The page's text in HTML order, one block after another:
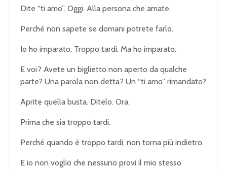
Dite “ti amo”. Oggi. Alla persona che amate.
Perché non sapete se domani potrete farlo.
Io ho imparato. Troppo tardi. Ma ho imparato.
E voi? Avete un biglietto non aperto da qualche
parte? Una parola non detta? Un “ti amo” rimandato?
Aprite quella busta. Ditelo. Ora.
Prima che sia troppo tardi.
Perché quando è troppo tardi, non torna più indietro.
E io non voglio che nessuno provi il mio stesso